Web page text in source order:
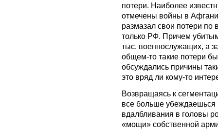
потери. Наиболее
отмечены войны в
размазал свои потери по
только РФ. Причем
тыс. военнослужащих, а
общем-то такие потери
обсуждались причины
это вряд ли кому-то
Возвращаясь к
все больше убеждаешься
вдалбливания в головы
«мощи» собственной